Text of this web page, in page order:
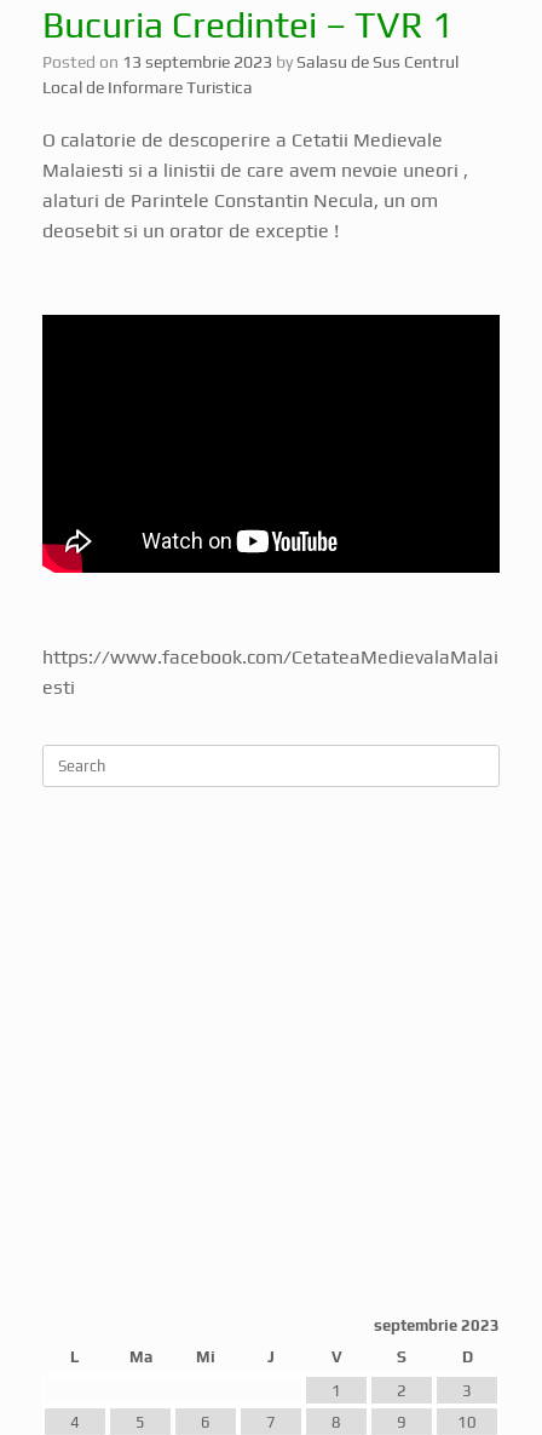
Bucuria Credintei – TVR 1
Posted on 13 septembrie 2023 bySalasu de Sus Centrul
Local de Informare Turistica
O calatorie de descoperire a Cetatii Medievale
Malaiesti si a linistii de care avem nevoie uneori ,
alaturi de Parintele Constantin Necula, un om
deosebit si un orator de exceptie !
https://www.facebook.com/CetateaMedievalaMalai
esti
septembrie 2023
L
Ma Mi J V S
D
1
2
3
4
5 6 7 8 9
10